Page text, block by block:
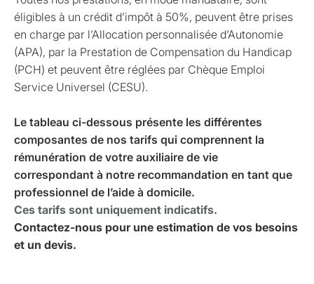
éligibles à un crédit d’impôt à 50%, peuvent être prises
en charge par l’Allocation personnalisée d’Autonomie
(APA), par la Prestation de Compensation du Handicap
(PCH) et peuvent être réglées par Chèque Emploi
Service Universel (CESU).
Le tableau ci-dessous présente les différentes
composantes de nos tarifs qui comprennent la
rémunération de votre auxiliaire de vie
correspondant à notre recommandation en tant que
professionnel de l’aide à domicile.
Ces tarifs sont uniquement indicatifs.
Contactez-nous pour une estimation de vos besoins
et un devis.